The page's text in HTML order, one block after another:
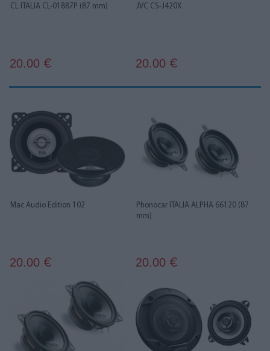
CL ITALIA CL-01887P (87 mm)
20.00 €
JVC CS-J420X
20.00 €
Mac Audio Edition 102
20.00 €
Phonocar ITALIA ALPHA 66120 (87
mm)
20.00 €